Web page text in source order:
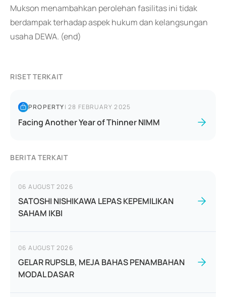
Mukson menambahkan perolehan fasilitas ini tidak
berdampak terhadap aspek hukum dan kelangsungan
usaha DEWA. (end)
RISET TERKAIT
PROPERTY|28 FEBRUARY 2025
Facing Another Year of Thinner NIMM
BERITA TERKAIT
06 AUGUST 2026
SATOSHI NISHIKAWA LEPAS KEPEMILIKAN
SAHAM IKBI
06 AUGUST 2026
GELAR RUPSLB, MEJA BAHAS PENAMBAHAN
MODAL DASAR